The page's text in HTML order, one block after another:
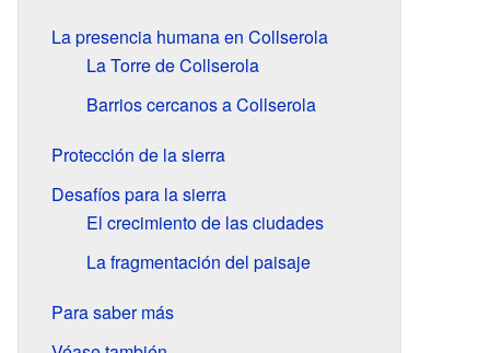
La presencia humana en Collserola
La Torre de Collserola
Barrios cercanos a Collserola
Protección de la sierra
Desafíos para la sierra
El crecimiento de las ciudades
La fragmentación del paisaje
Para saber más